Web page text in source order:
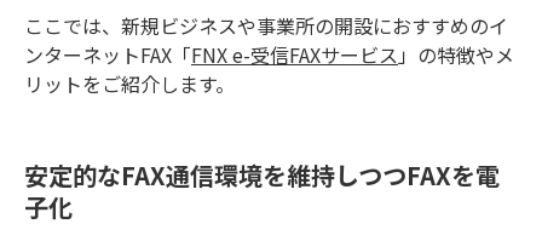
ここでは、新規ビジネスや事業所の開設におすすめのイ
ンターネットFAX「FNX e-受信FAXサービス 」の特徴やメ
リットをご紹介します。
安定的なFAX通信環境を維持しつつFAXを電
子化